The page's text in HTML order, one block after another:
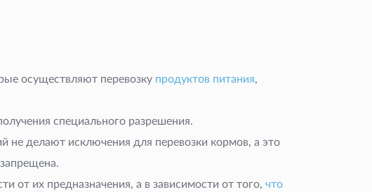
осуществляют перевозку продуктов питания,
специального разрешения.
не делают исключения для перевозки кормов, а это
от их предназначения, а в зависимости от того, что